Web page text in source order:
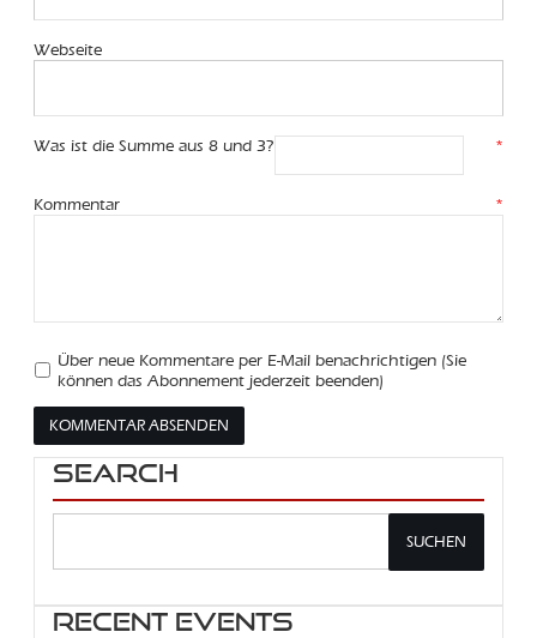
Webseite
Was ist die Summe aus 8 und 3? *
Kommentar *
Über neue Kommentare per E-Mail benachrichtigen (Sie
können das Abonnement jederzeit beenden)
KOMMENTAR ABSENDEN
Search
SUCHEN
Recent Events